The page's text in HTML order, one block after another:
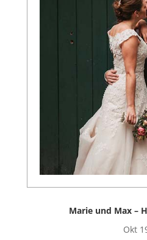
Marie und Max –
Okt